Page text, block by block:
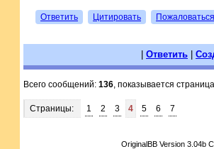
Ответить Цитировать Пожаловаться
Ответить
Всего сообщений: 136, показывается
Страницы: 1 2 3 4 5 6 7
OriginalBB Version 3.04b